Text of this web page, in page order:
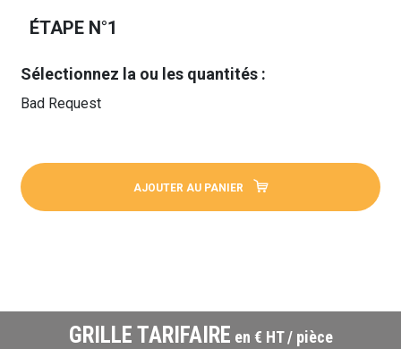
ÉTAPE N°1
Sélectionnez la ou les quantités :
Bad Request
AJOUTER AU PANIER
GRILLE TARIFAIRE en € HT / pièce